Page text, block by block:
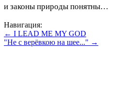
и законы природы понятны…
Навигация:
← I LEAD ME MY GOD
"Не с верёвкою на шее..." →